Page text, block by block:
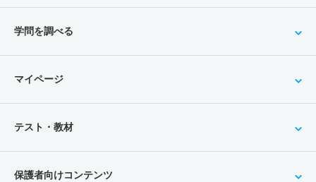
学問を調べる
マイページ
テスト・教材
保護者向けコンテンツ